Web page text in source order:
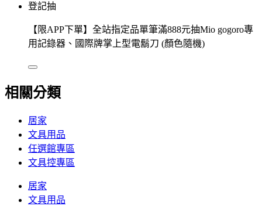
登記抽
【限APP下單】全站指定品單筆滿888元抽Mio gogoro專
用記錄器、國際牌掌上型電鬍刀 (顏色隨機)
相關分類
居家
文具用品
任選館專區
文具控專區
居家
文具用品